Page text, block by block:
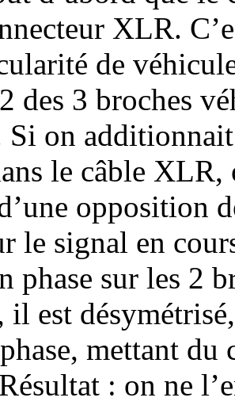
XLR.
de
des 3 broches
Si on
le câble XLR,
opposition
le signal en
phase sur les 2
il est
mettant du
: on ne